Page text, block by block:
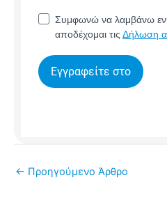
Συμφωνώ να λαμβάνω
αποδέχομαι τις Δήλωση
Εγγραφείτε στο
← Προηγούμενο Άρθρο